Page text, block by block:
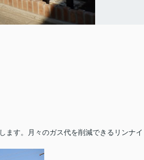
ます。月々のガス代を削減できるリンナイ